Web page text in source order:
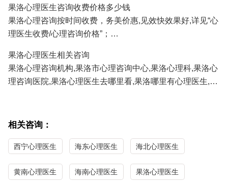
4.果洛职场心理咨询：人际关系、职场压力、职业规划、情
绪调节、心理辅导等；
5.果洛性心理咨询：青春期性教育、性心理障碍、以及心理
便地得到心理医生专家专业有效的心理咨询服务。
正式系统的心理咨询服务需要提前预约,详见"心理医生预约/
心理咨询流程"；
果洛心理医生咨询收费价格多少钱
果洛心理咨询按时间收费，务美价惠,见效快效果好,详见“心
理医生收费/心理咨询价格”；
86433196 13306538268
果洛心理医生相关咨询
果洛心理咨询机构,果洛市心理咨询中心,果洛心理科,果洛心
理咨询医院,果洛心理医生去哪里看,果洛哪里有心理医生,果
相关咨询：
西宁心理医生 海东心理医生 海北心理医生
黄南心理医生 海南心理医生 果洛心理医生